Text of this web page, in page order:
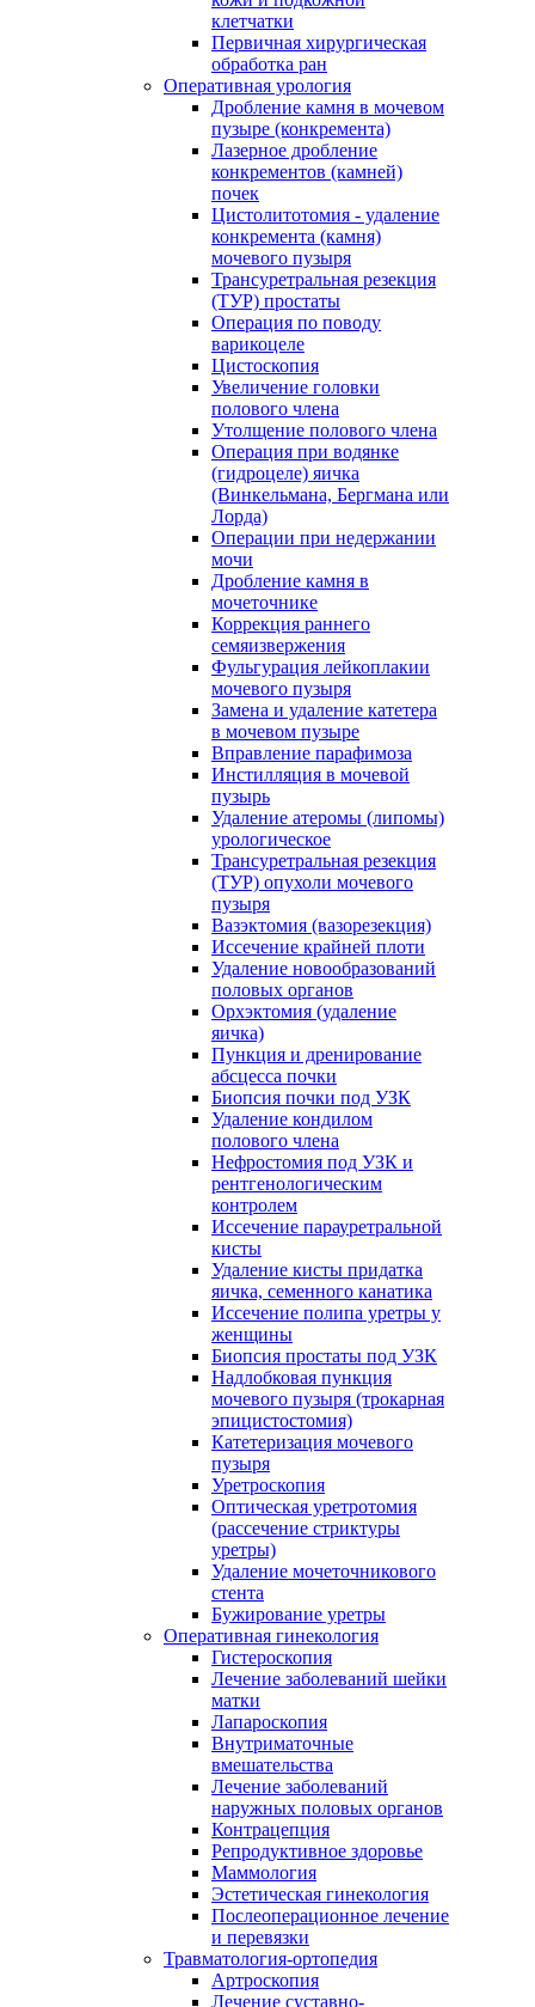
клетчатки
Первичная хирургическая
обработка ран
Оперативная урология
Дробление камня в мочевом
пузыре (конкремента)
Лазерное дробление
конкрементов (камней)
почек
Цистолитотомия - удаление
конкремента (камня)
мочевого пузыря
Трансуретральная резекция
(ТУР) простаты
Операция по поводу
варикоцеле
Цистоскопия
Увеличение головки
полового члена
Утолщение полового члена
Операция при водянке
(гидроцеле) яичка
(Винкельмана, Бергмана или
Лорда)
Операции при недержании
мочи
Дробление камня в
мочеточнике
Коррекция раннего
семяизвержения
Фульгурация лейкоплакии
мочевого пузыря
Замена и удаление катетера
в мочевом пузыре
Вправление парафимоза
Инстилляция в мочевой
пузырь
Удаление атеромы (липомы)
урологическое
Трансуретральная резекция
(ТУР) опухоли мочевого
пузыря
Вазэктомия (вазорезекция)
Иссечение крайней плоти
Удаление новообразований
половых органов
Орхэктомия (удаление
яичка)
Пункция и дренирование
абсцесса почки
Биопсия почки под УЗК
Удаление кондилом
полового члена
Нефростомия под УЗК и
рентгенологическим
контролем
Иссечение парауретральной
кисты
Удаление кисты придатка
яичка, семенного канатика
Иссечение полипа уретры у
женщины
Биопсия простаты под УЗК
Надлобковая пункция
мочевого пузыря (трокарная
эпицистостомия)
Катетеризация мочевого
пузыря
Уретроскопия
Оптическая уретротомия
(рассечение стриктуры
уретры)
Удаление мочеточникового
стента
Бужирование уретры
Оперативная гинекология
Гистероскопия
Лечение заболеваний шейки
матки
Лапароскопия
Внутриматочные
вмешательства
Лечение заболеваний
наружных половых органов
Контрацепция
Репродуктивное здоровье
Маммология
Эстетическая гинекология
Послеоперационное лечение
и перевязки
Травматология-ортопедия
Артроскопия
Лечение суставно-